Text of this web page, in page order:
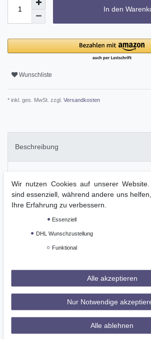
In den
Wunschliste
* inkl. ges. MwSt. zzgl. Versandkosten
Beschreibung
GPSR
Schnürstiefel mit elastischer Schnürung
normaler Schnürung!)
Innenmaterial: Schweinsfutter
mit Reißverschluss hinten und Druckknopf
mit Jagdschlaufe und Königs-Krone
Wir nutzen Cookies auf unserer
sind essenziell, während andere uns
Ihre Erfahrung zu verbessern.
Essenziell
DHL Wunschzustellung
Funktional
Alle akzeptieren
Nur Notwendige
Alle ablehnen